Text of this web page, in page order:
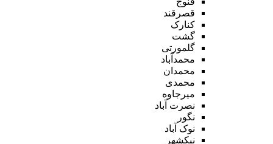
قصرقند
کنارک
گشت
گلمورتی
محمدآباد
محمدان
محمدی
میرجاوه
نصرت آباد
نگور
نوک آباد
نیکشهر